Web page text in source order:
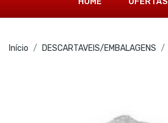
Início DESCARTAVEIS/EMBALAGENS